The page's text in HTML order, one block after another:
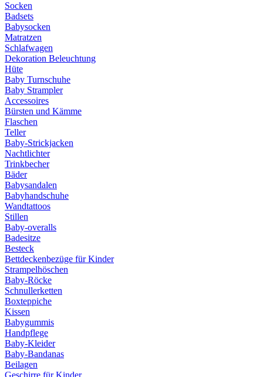
Socken
Badsets
Babysocken
Matratzen
Schlafwagen
Dekoration Beleuchtung
Hüte
Baby Turnschuhe
Baby Strampler
Accessoires
Bürsten und Kämme
Flaschen
Teller
Baby-Strickjacken
Nachtlichter
Trinkbecher
Bäder
Babysandalen
Babyhandschuhe
Wandtattoos
Stillen
Baby-overalls
Badesitze
Besteck
Bettdeckenbezüge für Kinder
Strampelhöschen
Baby-Röcke
Schnullerketten
Boxteppiche
Kissen
Babygummis
Handpflege
Baby-Kleider
Baby-Bandanas
Beilagen
Geschirre für Kinder